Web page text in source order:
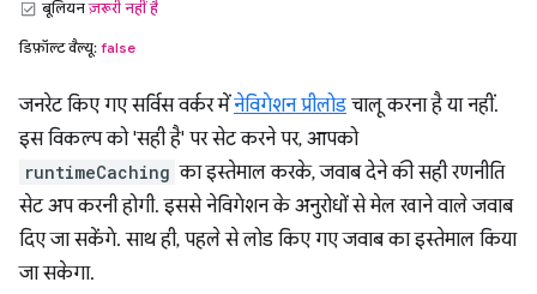
बूलियनज़रूरी नहीं है
डिफ़ॉल्ट वैल्यू: false
जनरेट किए गए सर्विस वर्कर मेंनेविगेशन प्रीलोड चालू करना है या नहीं.
इस विकल्प को 'सही है' पर सेट करने पर, आपको
runtimeCaching का इस्तेमाल करके, जवाब देने की सही रणनीति
सेट अप करनी होगी. इससे नेविगेशन के अनुरोधों से मेल खाने वाले जवाब
दिए जा सकेंगे. साथ ही, पहले से लोड किए गए जवाब का इस्तेमाल किया
जा सकेगा.